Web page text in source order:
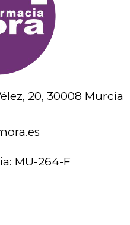
20, 30008 Murcia
MU-264-F